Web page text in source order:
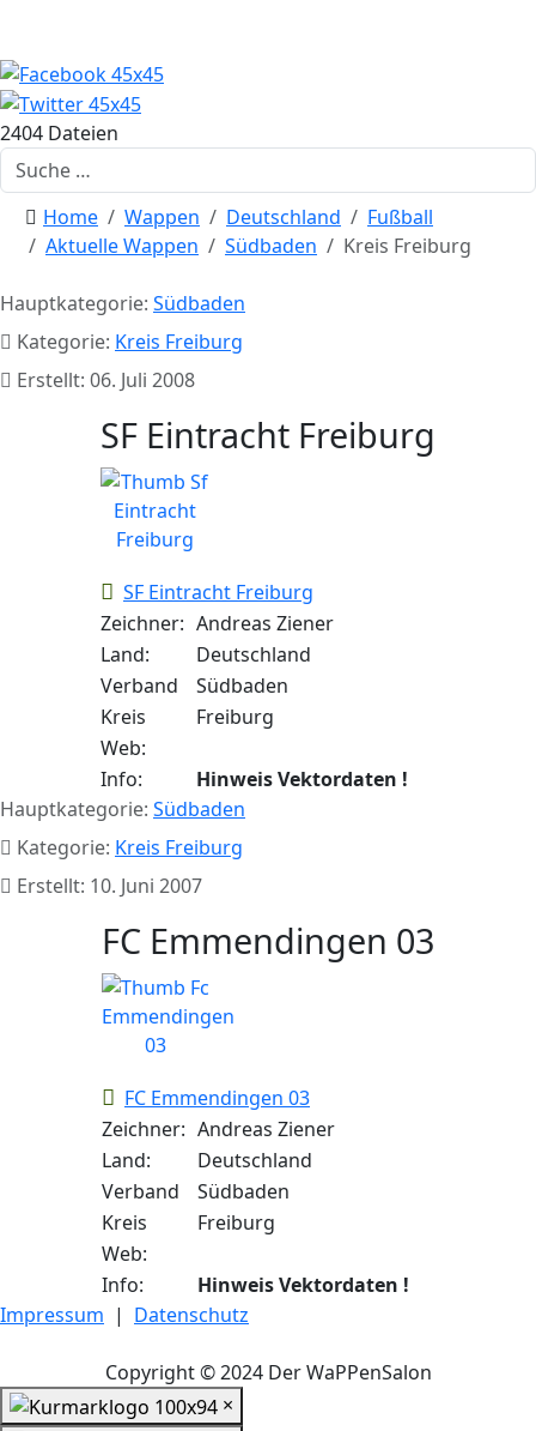
2404 Dateien
Suchen
Home Wappen Deutschland
Fußball
Aktuelle Wappen
Südbaden Kreis Freiburg
Hauptkategorie: Südbaden
Kategorie: Kreis Freiburg
Erstellt: 06. Juli 2008
SF Eintracht Freiburg
SF Eintracht Freiburg
Zeichner: Andreas Ziener
Land:
Deutschland
Verband
Südbaden
Kreis
Freiburg
Web:
Info:
Hinweis Vektordaten !
Hauptkategorie: Südbaden
Kategorie: Kreis Freiburg
Erstellt: 10. Juni 2007
FC Emmendingen 03
FC Emmendingen 03
Zeichner: Andreas Ziener
Land:
Deutschland
Verband
Südbaden
Kreis
Freiburg
Web:
Info:
Hinweis Vektordaten !
Impressum | Datenschutz
Copyright © 2024 Der WaPPenSalon
×